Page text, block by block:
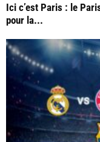
Ici c’est Paris : le
pour la...